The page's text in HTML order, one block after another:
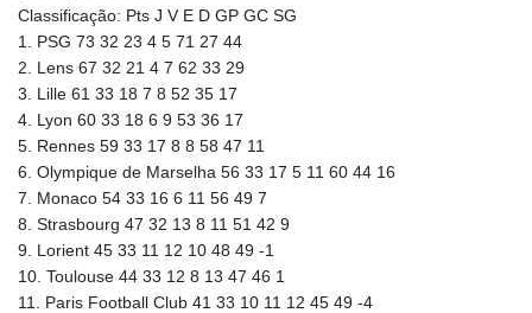
Classificação: Pts J V E D GP GC SG
1. PSG 73 32 23 4 5 71 27 44
2. Lens 67 32 21 4 7 62 33 29
3. Lille 61 33 18 7 8 52 35 17
4. Lyon 60 33 18 6 9 53 36 17
5. Rennes 59 33 17 8 8 58 47 11
6. Olympique de Marselha 56 33 17 5 11 60 44 16
7. Monaco 54 33 16 6 11 56 49 7
8. Strasbourg 47 32 13 8 11 51 42 9
9. Lorient 45 33 11 12 10 48 49 -1
10. Toulouse 44 33 12 8 13 47 46 1
11. Paris Football Club 41 33 10 11 12 45 49 -4